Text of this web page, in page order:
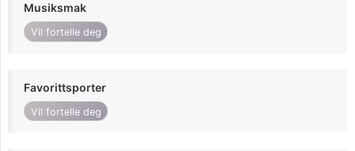
Musiksmak
Vil fortelle deg
Favorittsporter
Vil fortelle deg